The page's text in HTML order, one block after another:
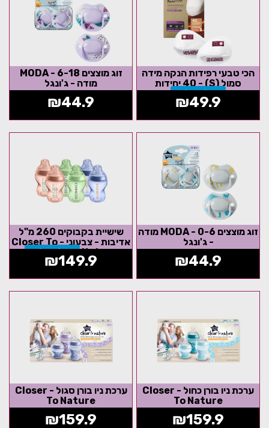
הכי טבעי רפידות הנקה מידה
סמול (S) - 40 יחידות
אזל המלאי
₪49.9
זוג מוצצים 6-18 - MODA
מודה - ג'ונגל
₪44.9
זוג מוצצים 0-6 - MODA מודה
- ג'ונגל
₪44.9
שישיית בקבוקים 260 מ"ל
אדיבות - צבעוני - Closer To
Nature
אזל המלאי
₪149.9
ערכת ניו בורן כחול - Closer
To Nature
₪159.9
ערכת ניו בורן סגול - Closer
To Nature
₪159.9